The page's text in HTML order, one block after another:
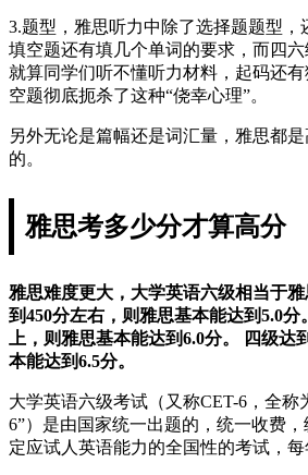
3.题型，雅思听力中除了选择题题型，
填空题还有填几个单词的要求，而四六
就算同学们听不懂听力材料，起码还
空题彻底扼杀了这种“侥幸心理”。
另外无论是篇幅还是词汇量，雅思都
的。
雅思考多少分才算高分
雅思难度更大，大学英语六级相当于
到450分左右，则雅思基本能达到5.0分
上，则雅思基本能达到6.0分。 四级达
本能达到6.5分。
大学英语六级考试（又称CET-6，全称
6”）是由国家统一出题的，统一收费
定应试人英语能力的全国性的考试，每